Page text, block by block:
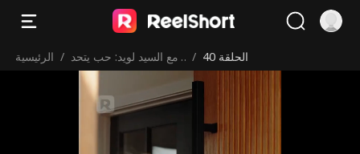
الرئيسية / مع السيد لويد: حب يتحد
ى فارق العمر
/ الحلقة 40